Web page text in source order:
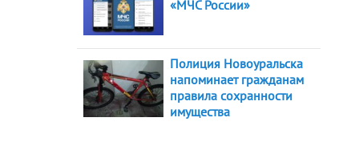
«МЧС России»
Полиция Новоуральска
напоминает гражданам
правила сохранности
имущества